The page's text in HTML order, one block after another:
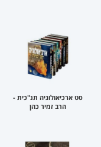
סט ארכיאולוגיה תנ"כית -
הרב זמיר כהן